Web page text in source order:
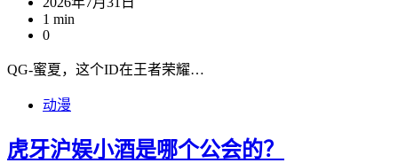
1 min
0
QG-蜜夏，这个ID在王者荣耀…
动漫
虎牙沪娱小酒是哪个公会的？